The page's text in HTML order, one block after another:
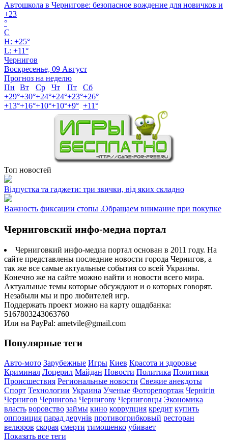
Автошкола в Чернигове: безопасное вождение для новичков и
+23
°
C
H: +25°
L: +11°
Чернигов
Воскресенье, 09 Август
Прогноз на неделю
Пн
Вт Ср Чт Пт
Сб
+29°+30°+24°+24°+23°+26°
+13°+16°+10°+10°+9° +11°
Топ новостей
Відпустка та гаджети: три звички, від яких складно
Важность фиксации стопы .Обращаем внимание при покупке
Черниговский инфо-медиа портал
Черниговкий инфо-медиа портал основан в 2011 году. На
сайте представлены последние новости города Чернигов, а
так же все самые актуальные события со всей Украины.
Конечно же на сайте можно найти и новости всего мира.
Актуальные темы которые обсуждают и о которых говорят.
Незабыли мы и про любителей игр.
Поддержать проект можно на карту ощадбанка:
5167803243063760
Или на PayPal: ametvile@gmail.com
Популярные теги
Авто-мото Зарубежные Игры Киев Красота и здоровье
Криминал Лоцерил Майдан Новости Политика Политики
Происшествия Региональные новости Свежие анекдоты
Спорт Технологии Украина Ученые Фоторепортаж Чернігів
Чернигов Чернигова Чернигову Черниговцы Экономика
власть воровство займы кино коррупция кредит купить
оппозиция парад дерунів противогрибковый ресторан
велюров скорая смерти тимошенко убивает
Показать все теги